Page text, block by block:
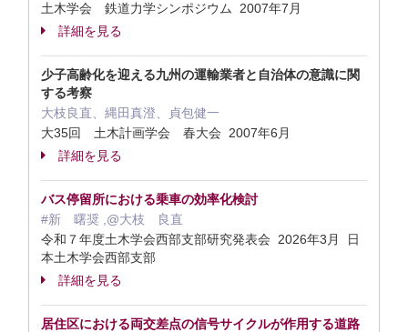
土木学会 鉄道力学シンポジウム 2007年7月
詳細を見る
少子高齢化を迎える九州の運輸業者と自治体の意識に関
する考察
大枝良直、縄田真澄、貞包健一
大35回 土木計画学会 春大会 2007年6月
詳細を見る
バス停留所における乗車の効率化検討
#新 曙奨 ,@大枝 良直
令和７年度土木学会西部支部研究発表会 2026年3月 日
本土木学会西部支部
詳細を見る
居住区における両交差点の信号サイクルが作用する道路